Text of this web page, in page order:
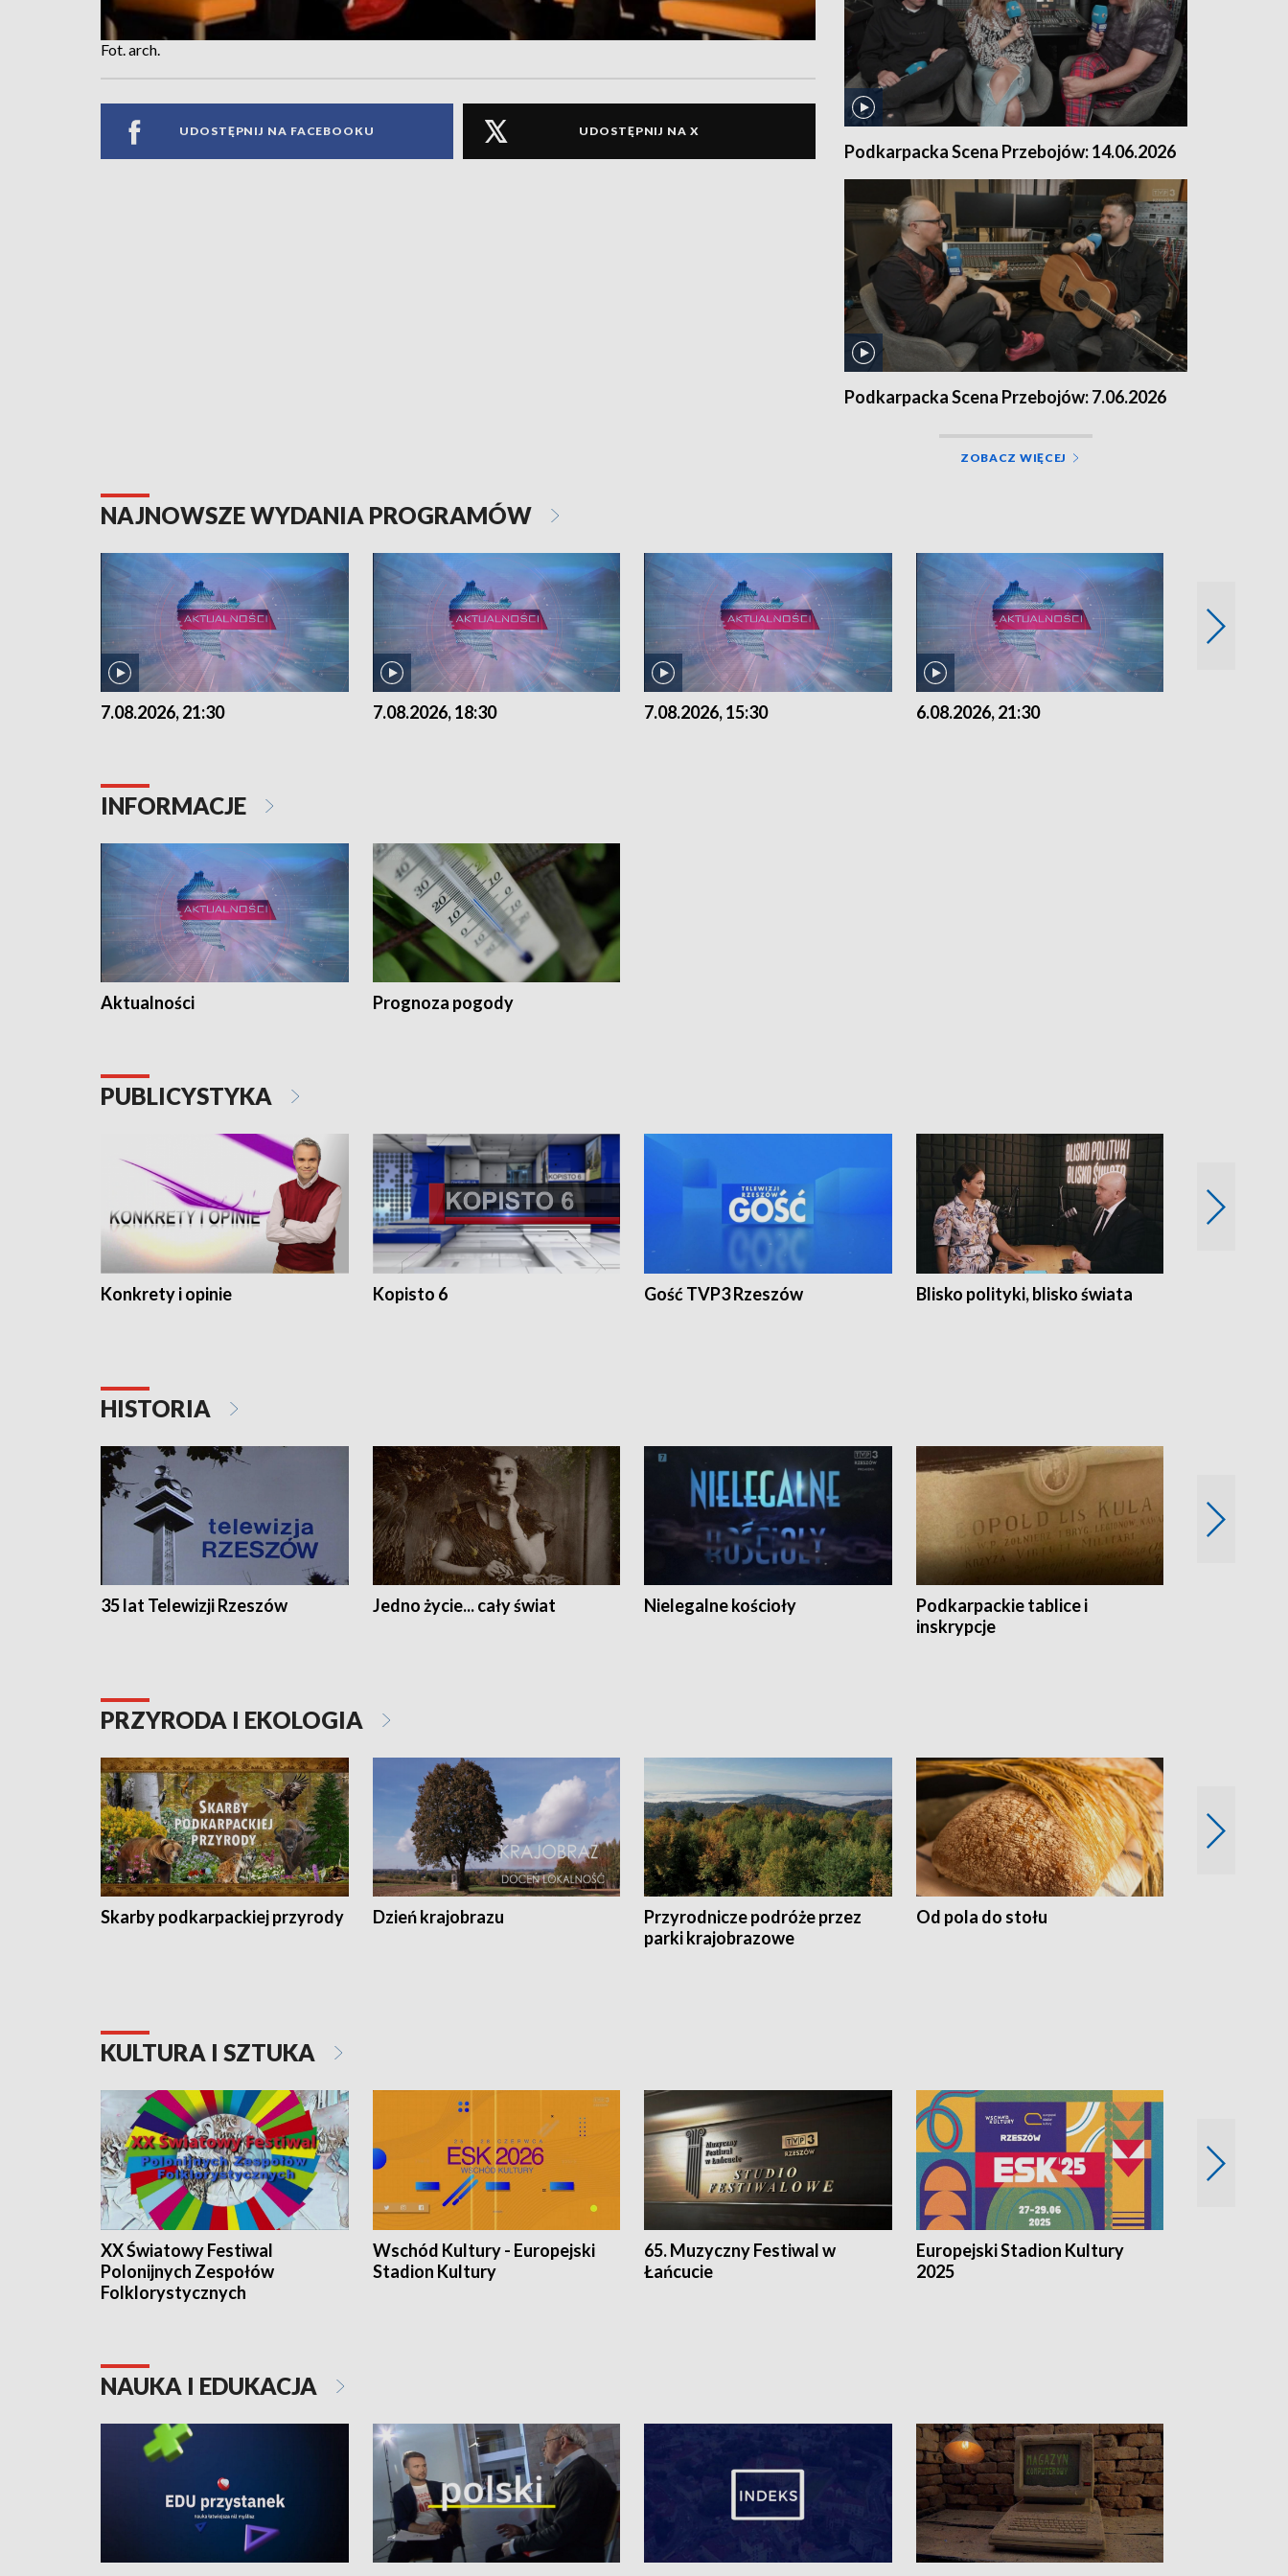
Fot. arch.
UDOSTĘPNIJ NA FACEBOOKU UDOSTĘPNIJ NA X
Podkarpacka Scena Przebojów: 14.06.2026
Podkarpacka Scena Przebojów: 7.06.2026
ZOBACZ WIĘCEJ
NAJNOWSZE WYDANIA PROGRAMÓW
7.08.2026, 21:30 7.08.2026, 18:30 7.08.2026, 15:30 6.08.2026, 21:30
INFORMACJE
Aktualności Prognoza pogody
PUBLICYSTYKA
Konkrety i opinie Kopisto 6 Gość TVP3 Rzeszów Blisko polityki, blisko świata
HISTORIA
35 lat Telewizji Rzeszów Jedno życie... cały świat Nielegalne kościoły
Podkarpackie tablice i
inskrypcje
PRZYRODA I EKOLOGIA
Skarby podkarpackiej przyrody Dzień krajobrazu
Przyrodnicze podróże przez
parki krajobrazowe
Od pola do stołu
KULTURA I SZTUKA
XX Światowy Festiwal
Polonijnych Zespołów
Folklorystycznych
Wschód Kultury - Europejski
Stadion Kultury
65. Muzyczny Festiwal w
Łańcucie
Europejski Stadion Kultury
2025
NAUKA I EDUKACJA